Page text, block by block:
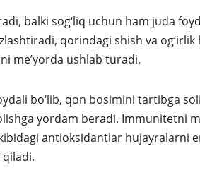
balki sog‘liq uchun ham juda
qorindagi shish va
me’yorda ushlab turadi.
bo‘lib, qon bosimini tartibga
yordam beradi. Immunitetni
antioksidantlar hujayralarni